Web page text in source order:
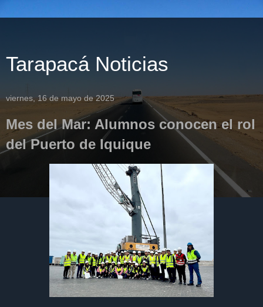
Tarapacá Noticias
viernes, 16 de mayo de 2025
Mes del Mar: Alumnos conocen el rol
del Puerto de Iquique